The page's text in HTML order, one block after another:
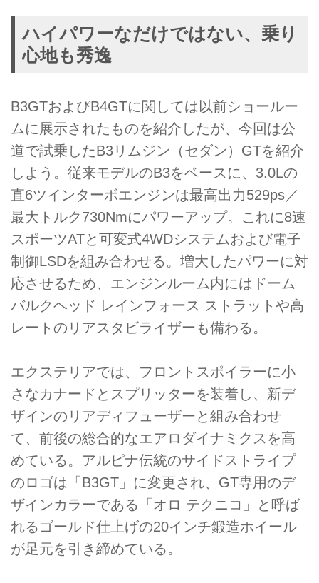
ハイパワーなだけではない、乗り
心地も秀逸
B3GTおよびB4GTに関しては以前ショールー
ムに展示されたものを紹介したが、今回は公
道で試乗したB3リムジン（セダン）GTを紹介
しよう。従来モデルのB3をベースに、3.0Lの
直6ツインターボエンジンは最高出力529ps／
最大トルク730Nmにパワーアップ。これに8速
スポーツATと可変式4WDシステムおよび電子
制御LSDを組み合わせる。増大したパワーに対
応させるため、エンジンルーム内にはドーム
バルクヘッド レインフォース ストラットや高
レートのリアスタビライザーも備わる。
エクステリアでは、フロントスポイラーに小
さなカナードとスプリッターを装着し、新デ
ザインのリアディフューザーと組み合わせ
て、前後の総合的なエアロダイナミクスを高
めている。アルピナ伝統のサイドストライプ
のロゴは「B3GT」に変更され、GT専用のデ
ザインカラーである「オロ テクニコ」と呼ば
れるゴールド仕上げの20インチ鍛造ホイール
が足元を引き締めている。